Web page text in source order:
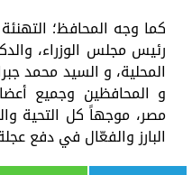
كما وجه المحافظ؛
رئيس مجلس الوزراء،
المحلية، و السيد محمد
و المحافظين وجميع
مصر، موجهاً كل التحية
البارز والفعّال في دفع